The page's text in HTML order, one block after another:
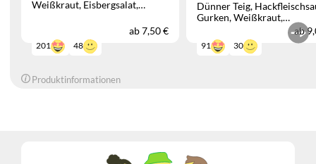
Weißkraut Eisbergsalat
ab7,50 €
201 48
Dünner Teig
Gurken Weißkraut
Tomaten
Rotkraut
Zwiebeln
ab
91 30
Produktinformationen